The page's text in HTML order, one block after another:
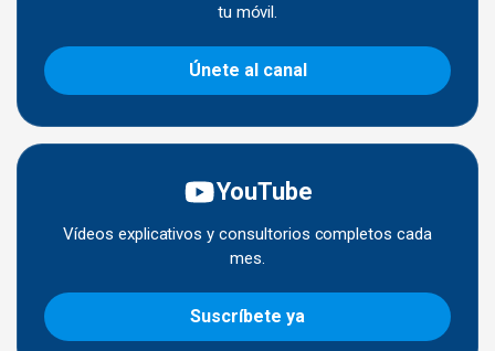
tu móvil.
Únete al canal
YouTube
Vídeos explicativos y consultorios completos cada
mes.
Suscríbete ya